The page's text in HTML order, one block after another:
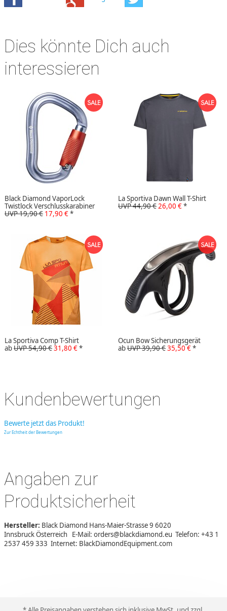
Dies könnte Dich auch
interessieren
Black Diamond VaporLock
Twistlock Verschlusskarabiner
UVP 19,90 € 17,90 €*
La Sportiva Dawn Wall T-Shirt
UVP 44,90 €26,00 €*
La Sportiva Comp T-Shirt
abUVP 54,90 €31,80 €*
Ocun Bow Sicherungsgerät
abUVP 39,90 €35,50 €*
Kundenbewertungen
Bewerte jetzt das Produkt!
Zur Echtheit der Bewertungen
Angaben zur
Produktsicherheit
Hersteller: Black Diamond Hans-Maier-Strasse 9 6020
Innsbruck Österreich E-Mail: orders@blackdiamond.eu Telefon: +43 1
2537 459 333 Internet: BlackDiamondEquipment.com